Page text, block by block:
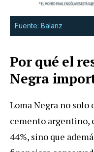
Fuente: Balanz
Por qué el
Negra
Loma Negra no solo
cemento argentino,
44%, sino que